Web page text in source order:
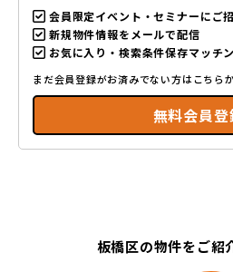
会員限定イベント・セミナーにご
新規物件情報をメールで配信
お気に入り・検索条件保存マッチ
まだ会員登録がお済みでない方はこちら
無料会員登
板橋区の物件をご紹